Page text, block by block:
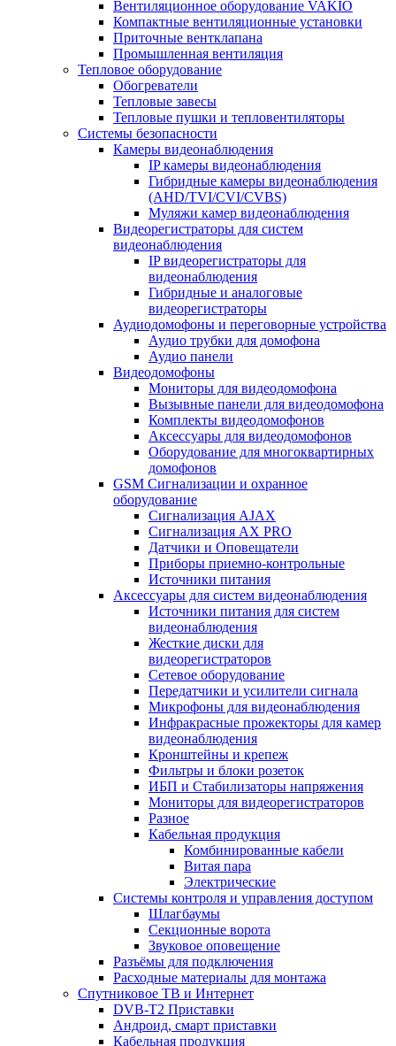
Вентиляционное оборудование VAKIO
Компактные вентиляционные установки
Приточные вентклапана
Промышленная вентиляция
Тепловое оборудование
Обогреватели
Тепловые завесы
Тепловые пушки и тепловентиляторы
Системы безопасности
Камеры видеонаблюдения
IP камеры видеонаблюдения
Гибридные камеры видеонаблюдения
(AHD/TVI/CVI/CVBS)
Муляжи камер видеонаблюдения
Видеорегистраторы для систем
видеонаблюдения
IP видеорегистраторы для
видеонаблюдения
Гибридные и аналоговые
видеорегистраторы
Аудиодомофоны и переговорные устройства
Аудио трубки для домофона
Аудио панели
Видеодомофоны
Мониторы для видеодомофона
Вызывные панели для видеодомофона
Комплекты видеодомофонов
Аксессуары для видеодомофонов
Оборудование для многоквартирных
домофонов
GSM Сигнализации и охранное
оборудование
Сигнализация AJAX
Сигнализация AX PRO
Датчики и Оповещатели
Приборы приемно-контрольные
Источники питания
Аксессуары для систем видеонаблюдения
Источники питания для систем
видеонаблюдения
Жесткие диски для
видеорегистраторов
Сетевое оборудование
Передатчики и усилители сигнала
Микрофоны для видеонаблюдения
Инфракрасные прожекторы для камер
видеонаблюдения
Кронштейны и крепеж
Фильтры и блоки розеток
ИБП и Стабилизаторы напряжения
Мониторы для видеорегистраторов
Разное
Кабельная продукция
Комбинированные кабели
Витая пара
Электрические
Системы контроля и управления доступом
Шлагбаумы
Секционные ворота
Звуковое оповещение
Разъёмы для подключения
Расходные материалы для монтажа
Спутниковое ТВ и Интернет
DVB-Т2 Приставки
Андроид, смарт приставки
Кабельная продукция